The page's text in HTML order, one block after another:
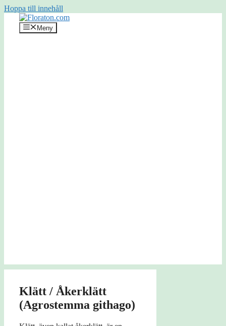
Hoppa till innehåll
Meny
Klätt / Åkerklätt
(Agrostemma githago)